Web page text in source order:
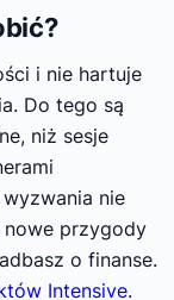
i nie hartuje
Do tego są
niż sesje
nie
nowe przygody
o finanse.
Intensive.